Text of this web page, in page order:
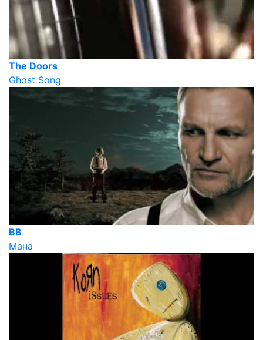
The Doors
Ghost Song
ВВ
Мана